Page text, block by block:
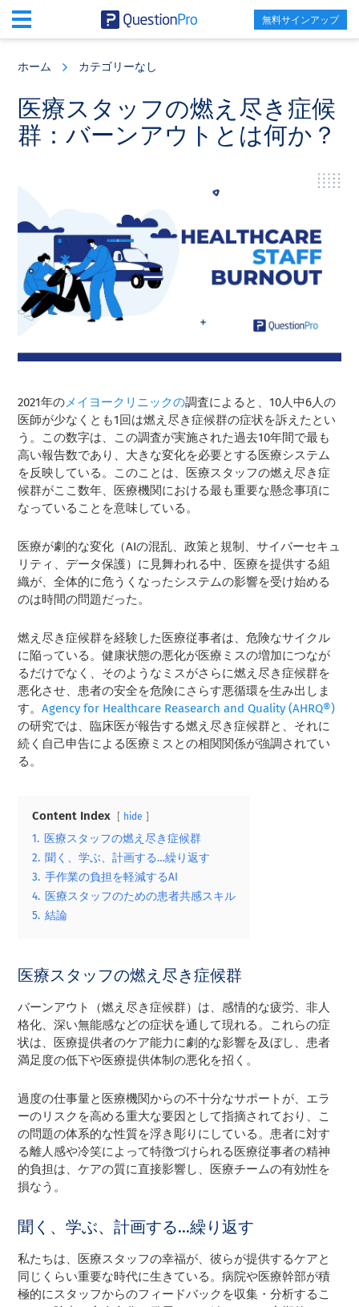
content
sidebar
無料サインアップ
ホーム カテゴリーなし
医療スタッフの燃え尽き症候
群：バーンアウトとは何か？
2021年のメイヨークリニックの調査によると、10人中6人の
医師が少なくとも1回は燃え尽き症候群の症状を訴えたとい
う。この数字は、この調査が実施された過去10年間で最も
高い報告数であり、大きな変化を必要とする医療システム
を反映している。このことは、医療スタッフの燃え尽き症
候群がここ数年、医療機関における最も重要な懸念事項に
なっていることを意味している。
医療が劇的な変化（AIの混乱、政策と規制、サイバーセキュ
リティ、データ保護）に見舞われる中、医療を提供する組
織が、全体的に危うくなったシステムの影響を受け始める
のは時間の問題だった。
燃え尽き症候群を経験した医療従事者は、危険なサイクル
に陥っている。健康状態の悪化が医療ミスの増加につなが
るだけでなく、そのようなミスがさらに燃え尽き症候群を
悪化させ、患者の安全を危険にさらす悪循環を生み出しま
す。Agency for Healthcare Reasearch and Quality (AHRQ®)
の研究では、臨床医が報告する燃え尽き症候群と、それに
続く自己申告による医療ミスとの相関関係が強調されてい
る。
Content Index hide
1. 医療スタッフの燃え尽き症候群
2. 聞く、学ぶ、計画する…繰り返す
3. 手作業の負担を軽減するAI
4. 医療スタッフのための患者共感スキル
5. 結論
医療スタッフの燃え尽き症候群
バーンアウト（燃え尽き症候群）は、感情的な疲労、非人
格化、深い無能感などの症状を通して現れる。これらの症
状は、医療提供者のケア能力に劇的な影響を及ぼし、患者
満足度の低下や医療提供体制の悪化を招く。
過度の仕事量と医療機関からの不十分なサポートが、エラ
ーのリスクを高める重大な要因として指摘されており、こ
の問題の体系的な性質を浮き彫りにしている。患者に対す
る離人感や冷笑によって特徴づけられる医療従事者の精神
的負担は、ケアの質に直接影響し、医療チームの有効性を
損なう。
聞く、学ぶ、計画する…繰り返す
私たちは、医療スタッフの幸福が、彼らが提供するケアと
同じくらい重要な時代に生きている。病院や医療幹部が積
極的にスタッフからのフィードバックを収集・分析するこ